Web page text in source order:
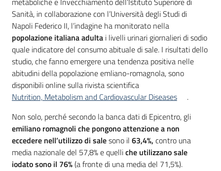
Sanità, in collaborazione con l’Università degli Studi di
Napoli Federico II, l’indagine ha monitorato nella
popolazione italiana adulta i livelli urinari giornalieri di sodio
quale indicatore del consumo abituale di sale. I risultati dello
studio, che fanno emergere una tendenza positiva nelle
abitudini della popolazione emliano-romagnola, sono
disponibili online sulla rivista scientifica
Nutrition, Metabolism and Cardiovascular Diseases
.
Non solo, perché secondo la banca dati di Epicentro, gli
emiliano romagnoli che pongono attenzione a non
eccedere nell’utilizzo di salesono il 63,4%, contro una
media nazionale del 57,8% e quelliche utilizzano sale
iodato sono il 76%(a fronte di una media del 71,5%).